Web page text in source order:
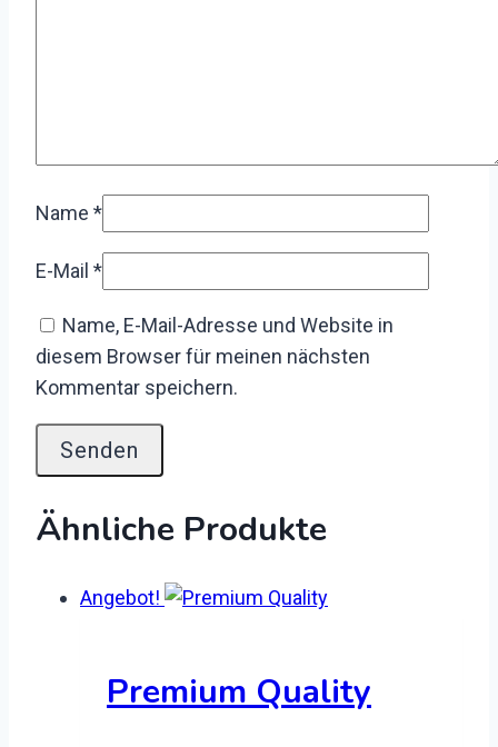
Name *
E-Mail *
Name, E-Mail-Adresse und Website in
diesem Browser für meinen nächsten
Kommentar speichern.
Ähnliche Produkte
Angebot!
Premium Quality